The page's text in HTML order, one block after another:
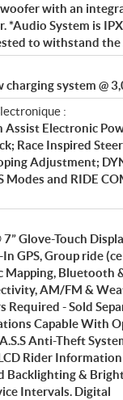
with an
*Audio System is
to withstand the
system @
:
Assist Electronic
Race Inspired
Adjustment;
Modes and RIDE
Glove-Touch
GPS, Group ride
Mapping, Bluetooth
AM/FM &
Required - Sold
Capable With
Anti-Theft
Rider
Backlighting &
Intervals. Digital